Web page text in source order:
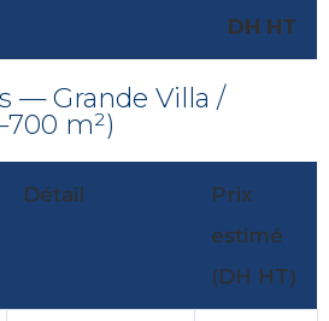
DH HT
— Grande Villa /
m²)
Détail
Prix
estimé
(DH HT)